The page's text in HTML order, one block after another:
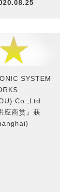
SYSTEM
Co.,Ltd.
应商赏』获